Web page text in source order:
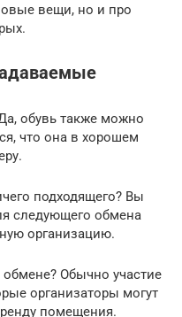
вещи, но и про
обувь также можно
что она в хорошем
подходящего? Вы
следующего обмена
организацию.
Обычно участие
организаторы могут
помещения.